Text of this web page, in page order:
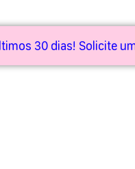
30 dias! Solicite